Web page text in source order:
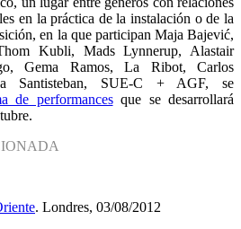
en la práctica de la instalación o de la
en la que participan Maja Bajević,
Kubli, Mads Lynnerup, Alastair
Gema Ramos, La Ribot, Carlos
Santisteban, SUE-C + AGF, se
de performancesque se desarrollará
. Londres, 03/08/2012